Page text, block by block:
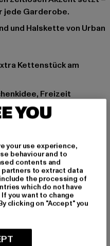
jede Garderobe.
Freizeit
Eisen
|
Ober-Ramstadt |
YOU
your use experience,
behaviour and to
contents and
to extract data
the processing of
which do not have
you want to change
clicking on "Accept" you